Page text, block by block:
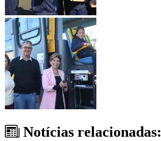
Notícias relacionadas: